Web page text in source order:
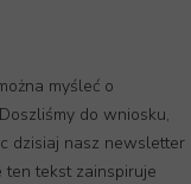
myśleć o
do wniosku,
dzisiaj nasz newsletter
tekst zainspiruje